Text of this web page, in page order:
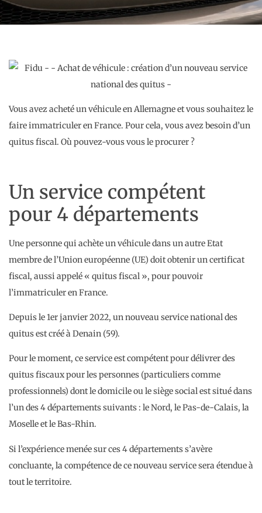
Vous avez acheté un véhicule en Allemagne et vous souhaitez le
faire immatriculer en France. Pour cela, vous avez besoin d’un
quitus fiscal. Où pouvez-vous vous le procurer ?
Un service compétent
pour 4 départements
Une personne qui achète un véhicule dans un autre Etat
membre de l’Union européenne (UE) doit obtenir un certificat
fiscal, aussi appelé « quitus fiscal », pour pouvoir
l’immatriculer en France.
Depuis le 1er janvier 2022, un nouveau service national des
quitus est créé à Denain (59).
Pour le moment, ce service est compétent pour délivrer des
quitus fiscaux pour les personnes (particuliers comme
professionnels) dont le domicile ou le siège social est situé dans
l’un des 4 départements suivants : le Nord, le Pas-de-Calais, la
Moselle et le Bas-Rhin.
Si l’expérience menée sur ces 4 départements s’avère
concluante, la compétence de ce nouveau service sera étendue à
tout le territoire.